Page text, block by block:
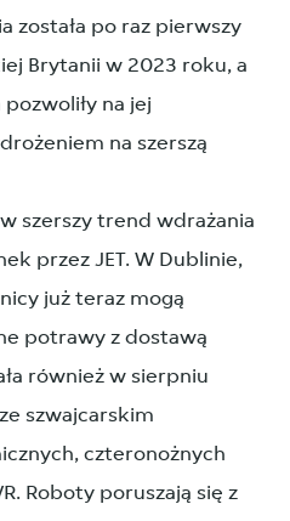
została po raz pierwszy
Brytanii w 2023 roku, a
na jej
na szerszą
szerszy trend wdrażania
przez JET. W Dublinie,
już teraz mogą
potrawy z dostawą
również w sierpniu
szwajcarskim
czteronożnych
Roboty poruszają się z